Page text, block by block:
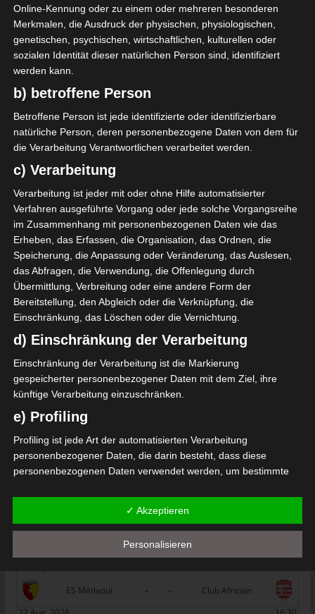
Progrès Sportif Sakiet Eddaïer (PSS)
O Z. Aloui
O L. Hamdi
Étoile Olympique Sidi Bouzid (EOSB)
Aigle Sportif Jelma (ASJ) – Association sportive de
l’Ariana (ASA)
Club Africain Tunis (CA) – Avenir Sportif de Gabès
SPIELTAG 1
22 Aug. 2026
16:30
PS Sakiet Eddaïer
Stade Tunisien
- -
CS Sfax
22 Aug. 2026
16:30
ES Hammam Sousse
- -
US Monastir
22 Aug. 2026
16:30
- -
ES Métlaoui
- -
Club Africain
Online-Kennung oder zu einem oder mehreren besonderen
Merkmalen, die Ausdruck der physischen, physiologischen,
genetischen, psychischen, wirtschaftlichen, kulturellen oder
sozialen Identität dieser natürlichen Person sind, identifiziert
werden kann.
b) betroffene Person
Betroffene Person ist jede identifizierte oder identifizierbare
natürliche Person, deren personenbezogene Daten von dem für
die Verarbeitung Verantwortlichen verarbeitet werden.
c) Verarbeitung
Verarbeitung ist jeder mit oder ohne Hilfe automatisierter
Verfahren ausgeführte Vorgang oder jede solche Vorgangsreihe
im Zusammenhang mit personenbezogenen Daten wie das
Erheben, das Erfassen, die Organisation, das Ordnen, die
Speicherung, die Anpassung oder Veränderung, das Auslesen,
das Abfragen, die Verwendung, die Offenlegung durch
Übermittlung, Verbreitung oder eine andere Form der
Bereitstellung, den Abgleich oder die Verknüpfung, die
Einschränkung, das Löschen oder die Vernichtung.
d) Einschränkung der Verarbeitung
Einschränkung der Verarbeitung ist die Markierung
gespeicherter personenbezogener Daten mit dem Ziel, ihre
künftige Verarbeitung einzuschränken.
e) Profiling
Profiling ist jede Art der automatisierten Verarbeitung
personenbezogener Daten, die darin besteht, dass diese
personenbezogenen Daten verwendet werden, um bestimmte
Arbeitsleistung, wirtschaftlicher Lage, Gesundheit, persönlicher
Vorlieben, Interessen, Zuverlässigkeit, Verhalten, Aufenthaltsort
oder Ortswechsel dieser natürlichen Person zu analysieren oder
f) Pseudonymisierung
Pseudonymisierung ist die Verarbeitung personenbezogener
✓ Akzeptieren
Personalisieren